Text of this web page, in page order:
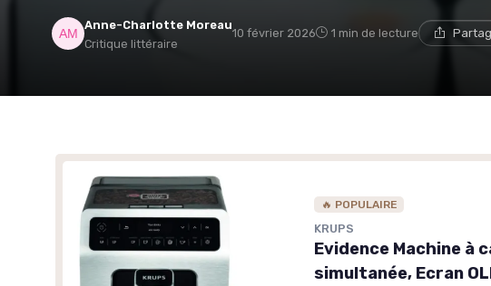
Anne-Charlotte Moreau
Critique littéraire
10 février 2026 1 min de lecture
🔥 POPULAIRE
KRUPS
Evidence Machine à
simultanée, Ecran